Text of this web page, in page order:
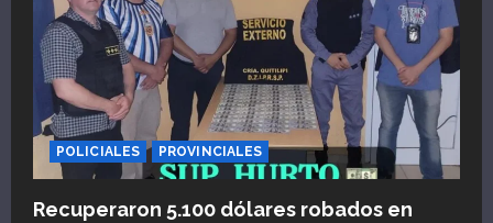
s
POLICIALES PROVINCIALES
Recuperaron 5.100 dólares robados en